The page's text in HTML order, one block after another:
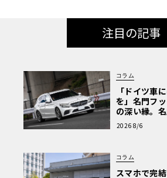
注目の記事
コラム
「ドイツ車
を」名門フ
の深い縁。
心と、Cクラ
な走り〈PR〉
2026 8/6
コラム
スマホで完